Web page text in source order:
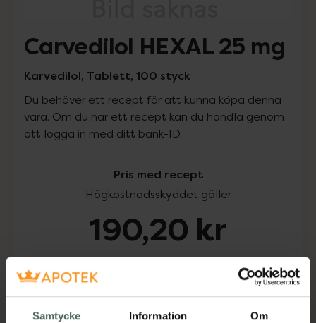
Samtycke Information Om
Carvedilol HEXAL 25 mg
Karvedilol, Tablett, 100 styck
Du behöver ett recept för att kunna köpa denna
vara. Om du har ett recept kan du handla genom
att logga in med ditt bank-ID.
Pris med recept
Högkostnadsskyddet gäller
190,20 kr
I apotek:190,20 kr
Köp via ditt recept